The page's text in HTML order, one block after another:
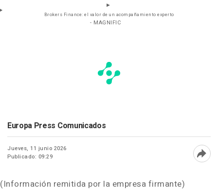
Brokers Finance: el valor de un acompañamiento experto
- MAGNIFIC
Europa Press Comunicados
Jueves, 11 junio 2026
Publicado: 09:29
(Información remitida por la empresa firmante)